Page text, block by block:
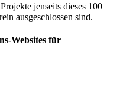
jenseits dieses 100
ausgeschlossen sind.
Websites für